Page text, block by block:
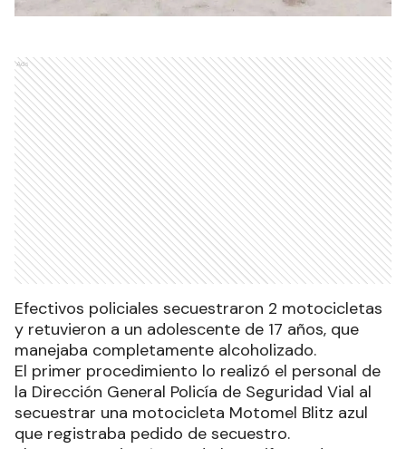
Ads
Efectivos policiales secuestraron 2 motocicletas
y retuvieron a un adolescente de 17 años, que
manejaba completamente alcoholizado.
El primer procedimiento lo realizó el personal de
la Dirección General Policía de Seguridad Vial al
secuestrar una motocicleta Motomel Blitz azul
que registraba pedido de secuestro.